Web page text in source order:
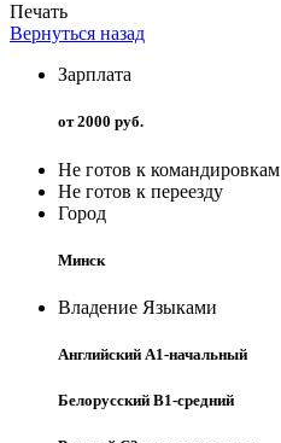
Печать
Вернуться назад
Зарплата
от 2000 руб.
Не готов к командировкам
Не готов к переезду
Город
Минск
Владение Языками
Английский A1-начальный
Белорусский B1-средний